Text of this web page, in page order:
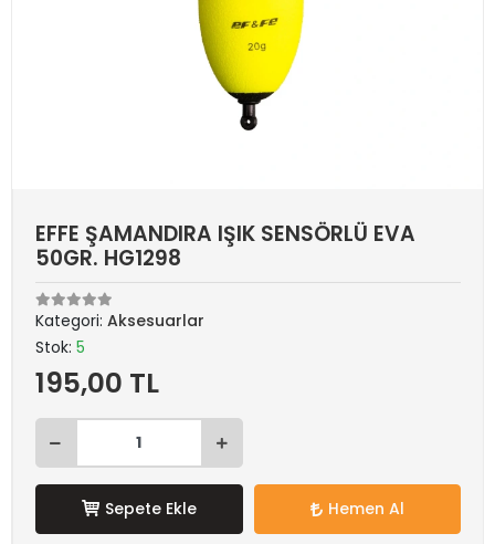
EFFE ŞAMANDIRA IŞIK SENSÖRLÜ EVA
50GR. HG1298
Kategori: Aksesuarlar
Stok: 5
195,00 TL
Sepete Ekle Hemen Al